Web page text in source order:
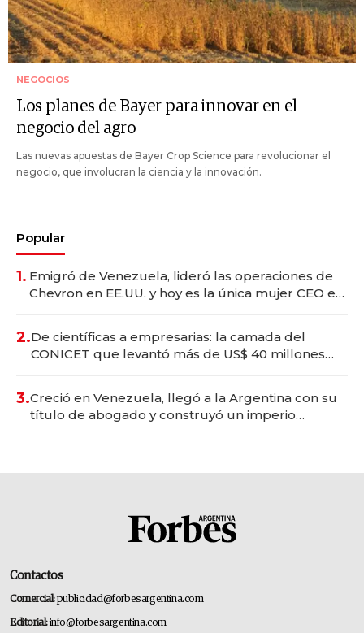
NEGOCIOS
Los planes de Bayer para innovar en el
negocio del agro
Las nuevas apuestas de Bayer Crop Science para revolucionar el
negocio, que involucran la ciencia y la innovación.
Popular
1. Emigró de Venezuela, lideró las operaciones de
Chevron en EE.UU. y hoy es la única mujer CEO en
2.De científicas a empresarias: la camada del
CONICET que levantó más de US$ 40 millones
3.Creció en Venezuela, llegó a la Argentina con su
título de abogado y construyó un imperio
Contactos
Comercial:publicidad@forbesargentina.com
Editorial:info@forbesargentina.com